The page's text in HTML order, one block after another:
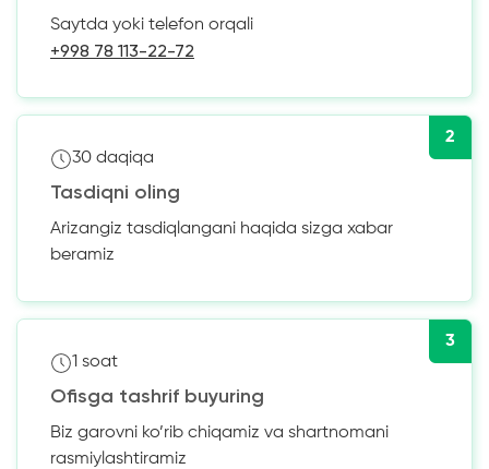
Saytda yoki telefon orqali
+998 78 113-22-72
2
30 daqiqa
Tasdiqni oling
Arizangiz tasdiqlangani haqida sizga xabar
beramiz
3
1 soat
Ofisga tashrif buyuring
Biz garovni ko’rib chiqamiz va shartnomani
rasmiylashtiramiz